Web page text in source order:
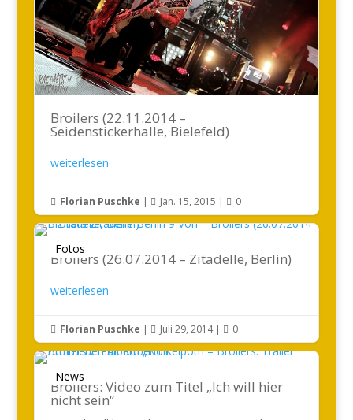
Broilers (22.11.2014 –
Seidenstickerhalle, Bielefeld)
weiterlesen
 Florian Puschke |  Jan. 15, 2015 |  0
Fotos
Broilers (26.07.2014 – Zitadelle, Berlin)
weiterlesen
 Florian Puschke |  Juli 29, 2014|  0
News
Broilers: Video zum Titel „Ich will hier
nicht sein“